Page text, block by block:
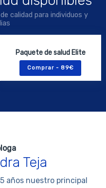
calidad para individuos y
Paquete de salud Elite
Comprar - 89€
Teja
años nuestro principal